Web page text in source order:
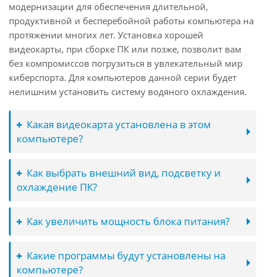
модернизации для обеспечения длительной,
продуктивной и бесперебойной работы компьютера на
протяжении многих лет. Установка хорошей
видеокарты, при сборке ПК или позже, позволит вам
без компромиссов погрузиться в увлекательный мир
киберспорта. Для компьютеров данной серии будет
нелишним установить систему водяного охлаждения.
Какая видеокарта установлена в этом
компьютере?
Как выбрать внешний вид, подсветку и
охлаждение ПК?
Как увеличить мощность блока питания?
Какие программы будут установлены на
компьютере?